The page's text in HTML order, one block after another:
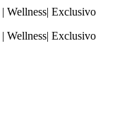
| Wellness| Exclusivo
| Wellness| Exclusivo